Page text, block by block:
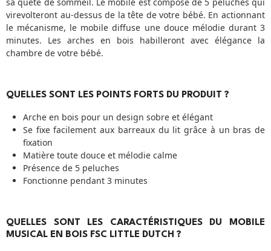
virevolteront au-dessus de la tête de votre bébé. En actionnant
le mécanisme, le mobile diffuse une douce mélodie durant 3
minutes. Les arches en bois habilleront avec élégance la
chambre de votre bébé.
QUELLES SONT LES POINTS FORTS DU PRODUIT ?
Arche en bois pour un design sobre et élégant
Se fixe facilement aux barreaux du lit grâce à un bras de
fixation
Matière toute douce et mélodie calme
Présence de 5 peluches
Fonctionne pendant 3 minutes
QUELLES SONT LES CARACTÉRISTIQUES DU MOBILE
MUSICAL EN BOIS FSC LITTLE DUTCH ?